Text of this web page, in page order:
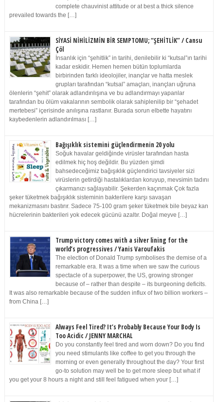
complete chauvinist attitude or at best a thick silence
prevailed towards the […]
SİYASİ NİHİLİZMİN BİR SEMPTOMU; “ŞEHİTLİK” / Cansu
Çöl
İnsanlık için “şehitlik” in tarihi, denilebilir ki “kutsal”ın tarihi
kadar eskidir. Hemen hemen bütün toplumlarda
birbirinden farklı ideolojiler, inançlar ve hatta meslek
grupları tarafından “kutsal” amaçları, inançları uğruna
ölenlerin “şehit” olarak adlandırılışına ve bu adlandırmayı yapanlar
tarafından bu ölüm vakalarının sembolik olarak sahiplenilip bir “şehadet
mertebesi” içerisinde anılışına rastlanır. Burada sorun elbette hayatını
kaybedenlerin adlandırılması […]
Bağışıklık sistemini güçlendirmenin 20 yolu
Soğuk havalar geldiğinde virüsler tarafından hasta
edilmek hiç hoş değildir. Bu yüzden şimdi
bahsedeceğimiz bağışıklık güçlendirici tavsiyeler sizi
virüslerin getirdiği hastalıklardan koruyup, mevsimin tadını
çıkarmanızı sağlayabilir. Şekerden kaçınmak Çok fazla
şeker tüketmek bağışıklık sisteminin bakterilere karşı savaşan
mekanizmasını bastırır. Sadece 75-100 gram şeker tüketmek bile beyaz kan
hücrelerinin bakterileri yok edecek gücünü azaltır. Doğal meyve […]
Trump victory comes with a silver lining for the
world’s progressives / Yanis Varoufakis
The election of Donald Trump symbolises the demise of a
remarkable era. It was a time when we saw the curious
spectacle of a superpower, the US, growing stronger
because of – rather than despite – its burgeoning deficits.
It was also remarkable because of the sudden influx of two billion workers –
from China […]
Always Feel Tired? It’s Probably Because Your Body Is
Too Acidic / JENNY MARCHAL
Do you constantly feel tired and worn down? Do you find
you need stimulants like coffee to get you through the
morning or even generally throughout the day? Your first
go-to solution may well be to get more sleep but what if
you get your 8 hours a night and still feel fatigued when your […]